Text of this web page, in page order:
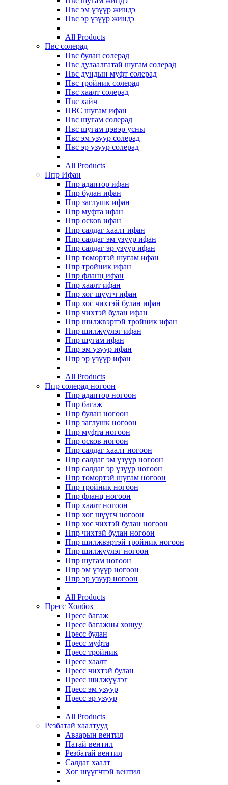
Пвс эм үзүүр жиндэ
Пвс эр үзүүр жиндэ
All Products
Пвс солерад
Пвс булан солерад
Пвс дулаалгатай шугам солерад
Пвс дундын муфт солерад
Пвс тройник солерад
Пвс хаалт солерад
Пвс хайч
ПВС шугам ифан
Пвс шугам солерад
Пвс шугам цэвэр усны
Пвс эм үзүүр солерад
Пвс эр үзүүр солерад
All Products
Ппр Ифан
Ппр адаптор ифан
Ппр булан ифан
Ппр заглушк ифан
Ппр муфта ифан
Ппр осков ифан
Ппр салдаг хаалт ифан
Ппр салдаг эм үзүүр ифан
Ппр салдаг эр үзүүр ифан
Ппр төмөртэй шугам ифан
Ппр тройник ифан
Ппр фланц ифан
Ппр хаалт ифан
Ппр хог шүүгч ифан
Ппр хос чихтэй булан ифан
Ппр чихтэй булан ифан
Ппр шилжвэртэй тройник ифан
Ппр шилжүүлэг ифан
Ппр шугам ифан
Ппр эм үзүүр ифан
Ппр эр үзүүр ифан
All Products
Ппр солерад ногоон
Ппр адаптор ногоон
Ппр багаж
Ппр булан ногоон
Ппр заглушк ногоон
Ппр муфта ногоон
Ппр осков ногоон
Ппр салдаг хаалт ногоон
Ппр салдаг эм үзүүр ногоон
Ппр салдаг эр үзүүр ногоон
Ппр төмөртэй шугам ногоон
Ппр тройник ногоон
Ппр фланц ногоон
Ппр хаалт ногоон
Ппр хог шүүгч ногоон
Ппр хос чихтэй булан ногоон
Ппр чихтэй булан ногоон
Ппр шилжвэртэй тройник ногоон
Ппр шилжүүлэг ногоон
Ппр шугам ногоон
Ппр эм үзүүр ногоон
Ппр эр үзүүр ногоон
All Products
Пресс Холбох
Пресс багаж
Пресс багажны хошуу
Пресс булан
Пресс муфта
Пресс тройник
Пресс хаалт
Пресс чихтэй булан
Пресс шилжүүлэг
Пресс эм үзүүр
Пресс эр үзүүр
All Products
Резбатай хаалтууд
Аваарын вентил
Патай вентил
Резбатай вентил
Салдаг хаалт
Хог шүүгчтэй вентил